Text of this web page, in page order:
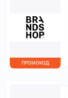
ПРОМОКОД